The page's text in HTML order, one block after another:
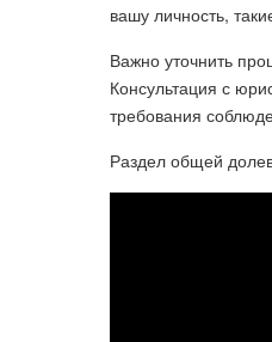
вашу личность,
Важно уточнить
Консультация с
требования
Раздел общей